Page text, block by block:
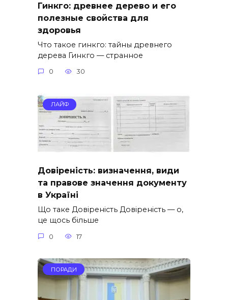
Гинкго: древнее дерево и его
полезные свойства для
здоровья
Что такое гинкго: тайны древнего
дерева Гинкго — странное
0 30
ЛАЙФ
Довіреність: визначення, види
та правове значення документу
в Україні
Що таке Довіреність Довіреність — о,
це щось більше
0 17
ПОРАДИ